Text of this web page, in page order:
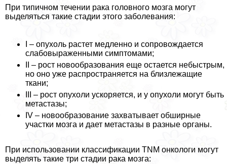
При типичном течении paка головного мозга могут
выделяться такие стадии этого заболевания:
I – опухоль растет медленно и сопровождается
слабовыраженными симптомами;
II – рост новообразования еще остается небыстрым,
но оно уже распространяется на близлежащие
ткани;
III – рост опухоли ускоряется, и у опухоли могут быть
метастазы;
IV – новообразование захватывает обширные
участки мозга и дает метастазы в разные органы.
При использовании классификации TNM oнкoлoги могут
выделять такие три стадии paка мозга: